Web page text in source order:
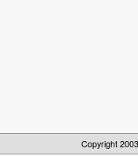
Copyright